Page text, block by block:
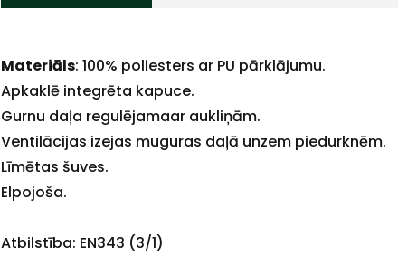
Materiāls: 100% poliesters ar PU pārklājumu.
Apkaklē integrēta kapuce.
Gurnu daļa regulējamaar aukliņām.
Ventilācijas izejas muguras daļā unzem piedurknēm.
Līmētas šuves.
Elpojoša.
Atbilstība: EN343 (3/1)
+